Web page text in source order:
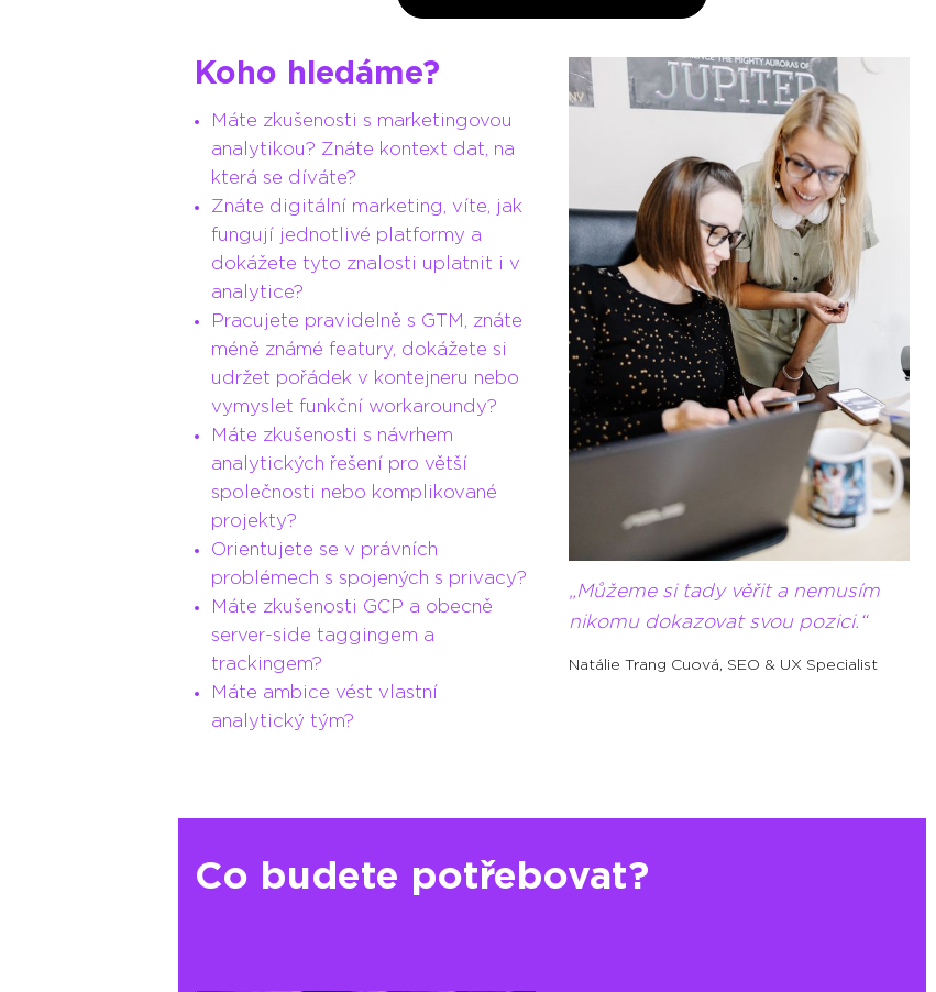
Koho hledáme?
Máte zkušenosti s marketingovou
analytikou? Znáte kontext dat, na
která se díváte?
Znáte digitální marketing, víte, jak
fungují jednotlivé platformy a
dokážete tyto znalosti uplatnit i v
analytice?
Pracujete pravidelně s GTM, znáte
méně známé featury, dokážete si
udržet pořádek v kontejneru nebo
vymyslet funkční workaroundy?
Máte zkušenosti s návrhem
analytických řešení pro větší
společnosti nebo komplikované
projekty?
Orientujete se v právních
problémech s spojených s privacy?
Máte zkušenosti GCP a obecně
server-side taggingem a
trackingem?
Máte ambice vést vlastní
analytický tým?
Můžeme si tady věřit a nemusím
nikomu dokazovat svou pozici.
Natálie Trang Cuová, SEO & UX Specialist
Co budete potřebovat?